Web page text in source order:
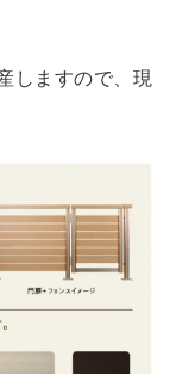
しますので、現